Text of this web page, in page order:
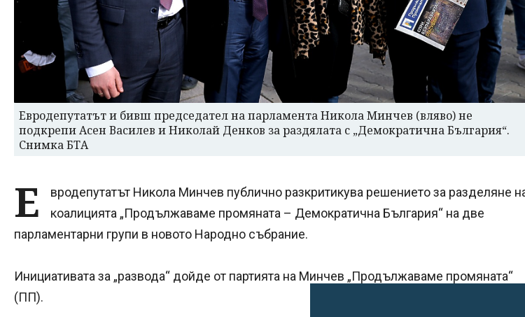
Евродепутатът и бивш председател на парламента Никола Минчев (вляво) не
подкрепи Асен Василев и Николай Денков за раздялата с „Демократична България“.
Снимка БТА
Е
вродепутатът Никола Минчев публично разкритикува решението за разделяне
коалицията „Продължаваме промяната – Демократична България“ на две
парламентарни групи в новото Народно събрание.
Инициативата за „развода“ дойде от партията на Минчев „Продължаваме промяната“
(ПП).